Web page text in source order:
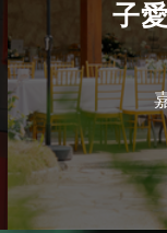
子